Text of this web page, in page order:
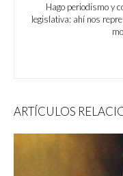
Hago periodismo y
legislativa: ahí nos
ARTÍCULOS